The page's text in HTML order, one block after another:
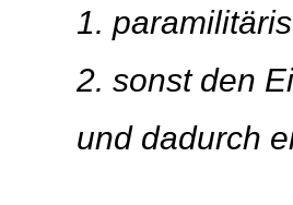
1.
2. sonst den
und dadurch